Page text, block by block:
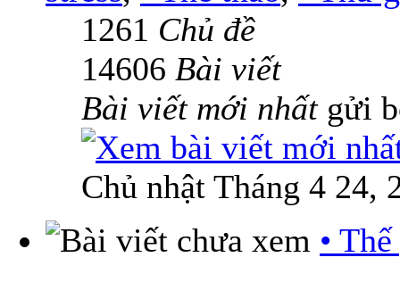
1261 Chủ đề
14606 Bài viết
Bài viết mới nhấtgửi
Chủ nhật Tháng 4 24,
•